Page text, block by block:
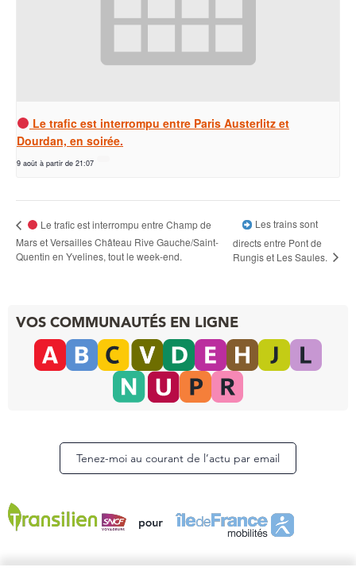
Le trafic est interrompu entre Paris Austerlitz et
Dourdan, en soirée.
9 août à partir de 21:07
Le trafic est interrompu entre Champ de
Mars et Versailles Château Rive Gauche/Saint-
Quentin en Yvelines, tout le week-end.
Les trains sont
directs entre Pont de
Rungis et Les Saules.
VOS COMMUNAUTÉS EN LIGNE
Tenez-moi au courant de l’actu par email